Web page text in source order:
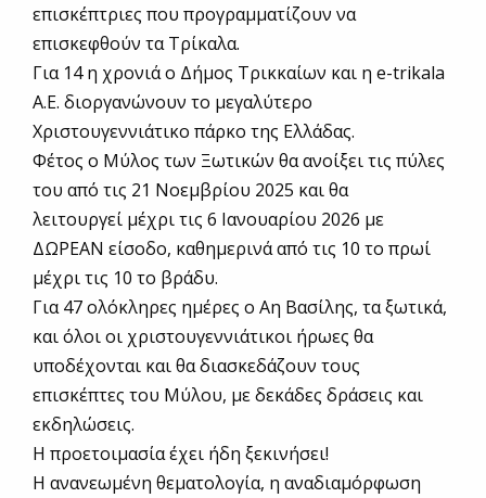
επισκέπτριες που προγραμματίζουν να
επισκεφθούν τα Τρίκαλα.
Για 14 η χρονιά ο Δήμος Τρικκαίων και η e-trikala
Α.Ε. διοργανώνουν το μεγαλύτερο
Χριστουγεννιάτικο πάρκο της Ελλάδας.
Φέτος ο Μύλος των Ξωτικών θα ανοίξει τις πύλες
του από τις 21 Νοεμβρίου 2025 και θα
λειτουργεί μέχρι τις 6 Ιανουαρίου 2026 με
ΔΩΡΕΑΝ είσοδο, καθημερινά από τις 10 το πρωί
μέχρι τις 10 το βράδυ.
Για 47 ολόκληρες ημέρες ο Αη Βασίλης, τα ξωτικά,
και όλοι οι χριστουγεννιάτικοι ήρωες θα
υποδέχονται και θα διασκεδάζουν τους
επισκέπτες του Μύλου, με δεκάδες δράσεις και
εκδηλώσεις.
Η προετοιμασία έχει ήδη ξεκινήσει!
Η ανανεωμένη θεματολογία, η αναδιαμόρφωση